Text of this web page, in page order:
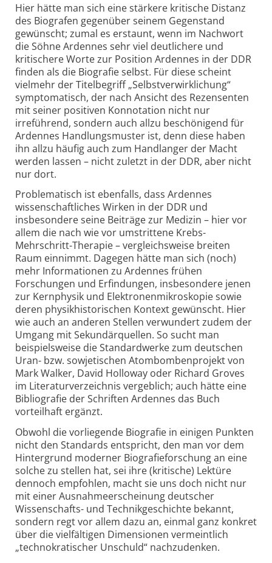
Hier hätte man sich eine stärkere kritische Distanz
des Biografen gegenüber seinem Gegenstand
gewünscht; zumal es erstaunt, wenn im Nachwort
die Söhne Ardennes sehr viel deutlichere und
kritischere Worte zur Position Ardennes in der DDR
finden als die Biografie selbst. Für diese scheint
vielmehr der Titelbegriff „Selbstverwirklichung“
symptomatisch, der nach Ansicht des Rezensenten
mit seiner positiven Konnotation nicht nur
irreführend, sondern auch allzu beschönigend für
Ardennes Handlungsmuster ist, denn diese haben
ihn allzu häufig auch zum Handlanger der Macht
werden lassen – nicht zuletzt in der DDR, aber nicht
nur dort.
Problematisch ist ebenfalls, dass Ardennes
wissenschaftliches Wirken in der DDR und
insbesondere seine Beiträge zur Medizin – hier vor
allem die nach wie vor umstrittene Krebs-
Mehrschritt-Therapie – vergleichsweise breiten
Raum einnimmt. Dagegen hätte man sich (noch)
mehr Informationen zu Ardennes frühen
Forschungen und Erfindungen, insbesondere jenen
zur Kernphysik und Elektronenmikroskopie sowie
deren physikhistorischen Kontext gewünscht. Hier
wie auch an anderen Stellen verwundert zudem der
Umgang mit Sekundärquellen. So sucht man
beispielsweise die Standardwerke zum deutschen
Uran- bzw. sowjetischen Atombombenprojekt von
Mark Walker, David Holloway oder Richard Groves
im Literaturverzeichnis vergeblich; auch hätte eine
Bibliografie der Schriften Ardennes das Buch
vorteilhaft ergänzt.
Obwohl die vorliegende Biografie in einigen Punkten
nicht den Standards entspricht, den man vor dem
Hintergrund moderner Biografieforschung an eine
solche zu stellen hat, sei ihre (kritische) Lektüre
dennoch empfohlen, macht sie uns doch nicht nur
mit einer Ausnahmeerscheinung deutscher
Wissenschafts- und Technikgeschichte bekannt,
sondern regt vor allem dazu an, einmal ganz konkret
über die vielfältigen Dimensionen vermeintlich
„technokratischer Unschuld“ nachzudenken.